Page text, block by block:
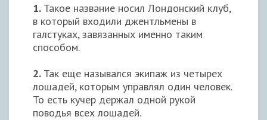
1. Такое название носил Лондонский клуб,
в который входили джентльмены в
галстуках, завязанных именно таким
способом.
2. Так еще назывался экипаж из четырех
лошадей, которым управлял один человек.
То есть кучер держал одной рукой
поводья всех лошадей.